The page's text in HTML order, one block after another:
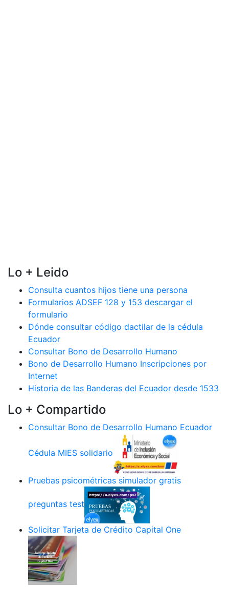
Lo + Leido
Consulta cuantos hijos tiene una persona
Formularios ADSEF 128 y 153 descargar el
formulario
Dónde consultar código dactilar de la cédula
Ecuador
Consultar Bono de Desarrollo Humano
Bono de Desarrollo Humano Inscripciones por
Internet
Historia de las Banderas del Ecuador desde 1533
Lo + Compartido
Consultar Bono de Desarrollo Humano Ecuador
Cédula MIES solidario
Pruebas psicométricas simulador gratis
preguntas test
Solicitar Tarjeta de Crédito Capital One